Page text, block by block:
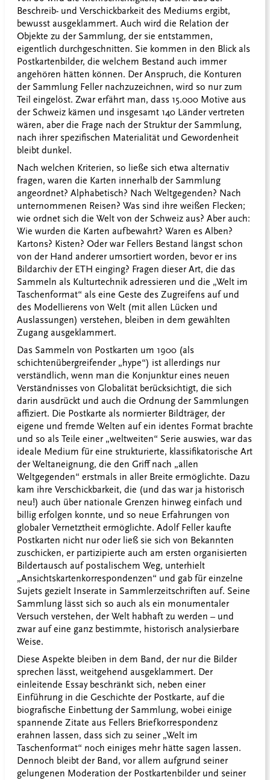
Beschreib- und Verschickbarkeit des Mediums ergibt,
bewusst ausgeklammert. Auch wird die Relation der
Objekte zu der Sammlung, der sie entstammen,
eigentlich durchgeschnitten. Sie kommen in den Blick als
Postkartenbilder, die welchem Bestand auch immer
angehören hätten können. Der Anspruch, die Konturen
der Sammlung Feller nachzuzeichnen, wird so nur zum
Teil eingelöst. Zwar erfährt man, dass 15.000 Motive aus
der Schweiz kämen und insgesamt 140 Länder vertreten
wären, aber die Frage nach der Struktur der Sammlung,
nach ihrer spezifischen Materialität und Gewordenheit
bleibt dunkel.
Nach welchen Kriterien, so ließe sich etwa alternativ
fragen, waren die Karten innerhalb der Sammlung
angeordnet? Alphabetisch? Nach Weltgegenden? Nach
unternommenen Reisen? Was sind ihre weißen Flecken;
wie ordnet sich die Welt von der Schweiz aus? Aber auch:
Wie wurden die Karten aufbewahrt? Waren es Alben?
Kartons? Kisten? Oder war Fellers Bestand längst schon
von der Hand anderer umsortiert worden, bevor er ins
Bildarchiv der ETH einging? Fragen dieser Art, die das
Sammeln als Kulturtechnik adressieren und die „Welt im
Taschenformat“ als eine Geste des Zugreifens auf und
des Modellierens von Welt (mit allen Lücken und
Auslassungen) verstehen, bleiben in dem gewählten
Zugang ausgeklammert.
Das Sammeln von Postkarten um 1900 (als
schichtenübergreifender „hype“) ist allerdings nur
verständlich, wenn man die Konjunktur eines neuen
Verständnisses von Globalität berücksichtigt, die sich
darin ausdrückt und auch die Ordnung der Sammlungen
affiziert. Die Postkarte als normierter Bildträger, der
eigene und fremde Welten auf ein identes Format brachte
und so als Teile einer „weltweiten“ Serie auswies, war das
ideale Medium für eine strukturierte, klassifikatorische Art
der Weltaneignung, die den Griff nach „allen
Weltgegenden“ erstmals in aller Breite ermöglichte. Dazu
kam ihre Verschickbarkeit, die (und das war ja historisch
neu!) auch über nationale Grenzen hinweg einfach und
billig erfolgen konnte, und so neue Erfahrungen von
globaler Vernetztheit ermöglichte. Adolf Feller kaufte
Postkarten nicht nur oder ließ sie sich von Bekannten
zuschicken, er partizipierte auch am ersten organisierten
Bildertausch auf postalischem Weg, unterhielt
„Ansichtskartenkorrespondenzen“ und gab für einzelne
Sujets gezielt Inserate in Sammlerzeitschriften auf. Seine
Sammlung lässt sich so auch als ein monumentaler
Versuch verstehen, der Welt habhaft zu werden – und
zwar auf eine ganz bestimmte, historisch analysierbare
Weise.
Diese Aspekte bleiben in dem Band, der nur die Bilder
sprechen lässt, weitgehend ausgeklammert. Der
einleitende Essay beschränkt sich, neben einer
Einführung in die Geschichte der Postkarte, auf die
biografische Einbettung der Sammlung, wobei einige
spannende Zitate aus Fellers Briefkorrespondenz
erahnen lassen, dass sich zu seiner „Welt im
Taschenformat“ noch einiges mehr hätte sagen lassen.
Dennoch bleibt der Band, vor allem aufgrund seiner
gelungenen Moderation der Postkartenbilder und seiner